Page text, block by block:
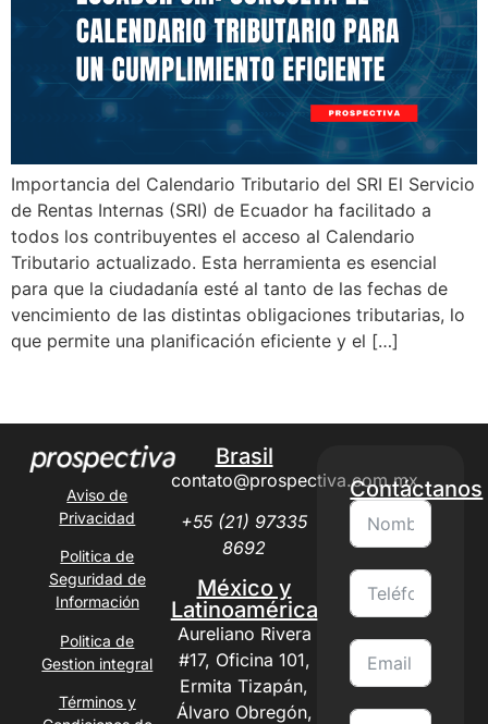
Importancia del Calendario Tributario del SRI El Servicio
de Rentas Internas (SRI) de Ecuador ha facilitado a
todos los contribuyentes el acceso al Calendario
Tributario actualizado. Esta herramienta es esencial
para que la ciudadanía esté al tanto de las fechas de
vencimiento de las distintas obligaciones tributarias, lo
que permite una planificación eficiente y el […]
Aviso de
Privacidad
Politica de
Seguridad de
Información
Politica de
Gestion integral
Términos y
Brasil
contato@prospectiva.com.mx
+55 (21) 97335
8692
México y
Latinoamérica
Aureliano Rivera
#17, Oficina 101,
Ermita Tizapán,
Álvaro Obregón,
Contáctanos